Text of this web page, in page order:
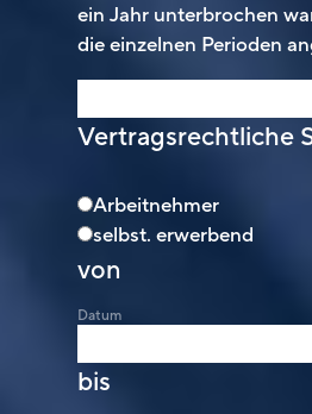
ein Jahr unterbrochen
die einzelnen Perioden
Arbeitnehmer
selbst. erwerbend
Vertragsrechtliche
Datum
von
bis